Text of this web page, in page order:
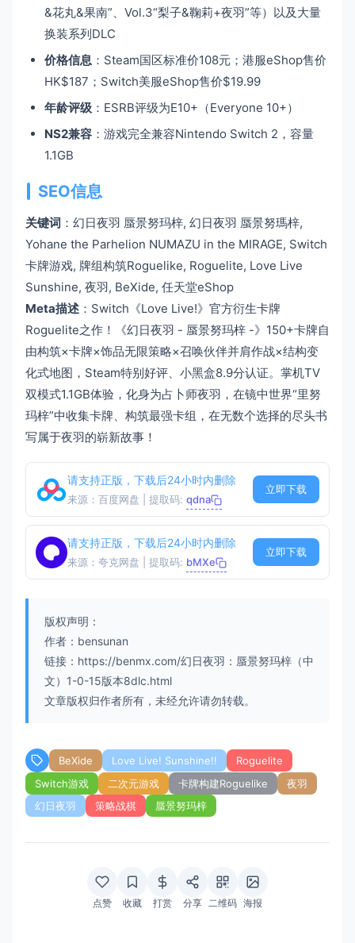
&花丸&果南”、Vol.3“梨子&鞠莉+夜羽”等）以及大量
换装系列DLC
价格信息 ：Steam国区标准价108元；港服eShop售价
HK$187；Switch美服eShop售价$19.99
年龄评级 ：ESRB评级为E10+（Everyone 10+）
NS2兼容 ：游戏完全兼容Nintendo Switch 2，容量
1.1GB
SEO信息
关键词 ：幻日夜羽 蜃景努玛梓, 幻日夜羽 蜃景努瑪梓,
Yohane the Parhelion NUMAZU in the MIRAGE, Switch
卡牌游戏, 牌组构筑Roguelike, Roguelite, Love Live
Sunshine, 夜羽, BeXide, 任天堂eShop
Meta描述 ：Switch《Love Live!》官方衍生卡牌
Roguelite之作！《幻日夜羽 - 蜃景努玛梓 -》150+卡牌自
由构筑×卡牌×饰品无限策略×召唤伙伴并肩作战×结构变
化式地图，Steam特别好评、小黑盒8.9分认证。掌机TV
双模式1.1GB体验，化身为占卜师夜羽，在镜中世界“里努
玛梓”中收集卡牌、构筑最强卡组，在无数个选择的尽头书
写属于夜羽的崭新故事！
请支持正版，下载后24小时内删除
来源：百度网盘 | 提取码: qdna
立即下载
请支持正版，下载后24小时内删除
来源：夸克网盘 | 提取码: bMXe
立即下载
版权声明：
作者：bensunan
链接：https://benmx.com/幻日夜羽：蜃景努玛梓（中
文）1-0-15版本8dlc.html
文章版权归作者所有，未经允许请勿转载。
BeXide Love Live! Sunshine!!
Roguelite
Switch游戏
二次元游戏 卡牌构建Roguelike
夜羽
幻日夜羽
策略战棋 蜃景努玛梓
点赞 收藏 打赏 分享 二维码 海报